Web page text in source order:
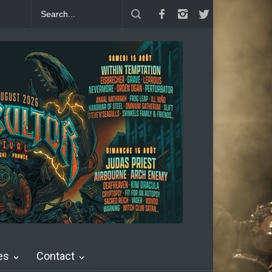
: Single Save Us ré-imaginé John Diva & The Rockets Of Love :
Contact